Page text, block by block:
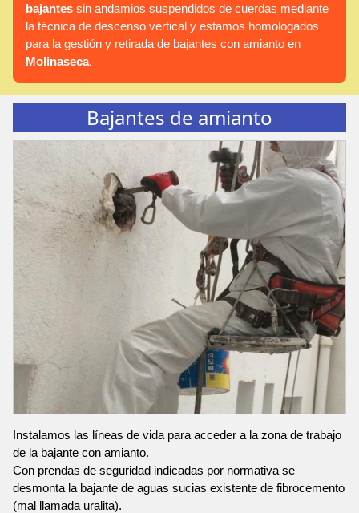
bajantes sin andamios suspendidos de cuerdas mediante
la técnica de descenso vertical y estamos homologados
para la gestión y retirada de bajantes con amianto en
Molinaseca.
Bajantes de amianto
Instalamos las líneas de vida para acceder a la zona de trabajo
de la bajante con amianto.
Con prendas de seguridad indicadas por normativa se
desmonta la bajante de aguas sucias existente de fibrocemento
(mal llamada uralita).